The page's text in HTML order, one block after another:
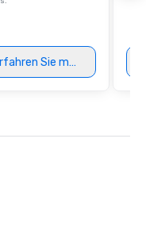
Sie mehr